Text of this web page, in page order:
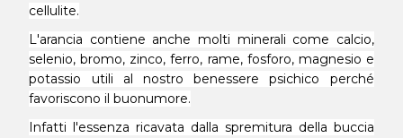
cellulite.
L'arancia contiene anche molti minerali come calcio,
selenio, bromo, zinco, ferro, rame, fosforo, magnesio e
potassio utili al nostro benessere psichico perché
favoriscono il buonumore.
Infatti l'essenza ricavata dalla spremitura della buccia